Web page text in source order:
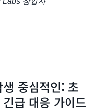
중심적인: 초
급 대응 가이드